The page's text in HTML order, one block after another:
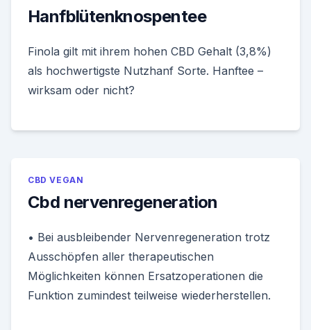
Hanfblütenknospentee
Finola gilt mit ihrem hohen CBD Gehalt (3,8%)
als hochwertigste Nutzhanf Sorte. Hanftee –
wirksam oder nicht?
CBD VEGAN
Cbd nervenregeneration
• Bei ausbleibender Nervenregeneration trotz
Ausschöpfen aller therapeutischen
Möglichkeiten können Ersatzoperationen die
Funktion zumindest teilweise wiederherstellen.